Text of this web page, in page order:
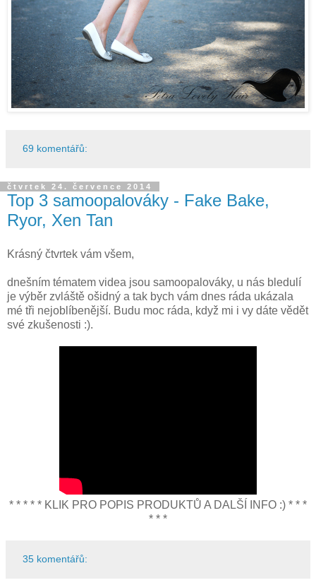
69 komentářů:
čtvrtek 24. července 2014
Top 3 samoopalováky - Fake Bake,
Ryor, Xen Tan
Krásný čtvrtek vám všem,
dnešním tématem videa jsou samoopalováky, u nás bledulí
je výběr zvláště ošidný a tak bych vám dnes ráda ukázala
mé tři nejoblíbenější. Budu moc ráda, když mi i vy dáte vědět
své zkušenosti :).
* * * * * KLIK PRO POPIS PRODUKTŮ A DALŠÍ INFO :) * * *
* * *
35 komentářů: